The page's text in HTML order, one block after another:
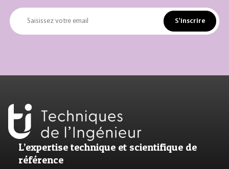
Saisissez votre email S'inscrire
L’expertise technique et scientifique de
référence